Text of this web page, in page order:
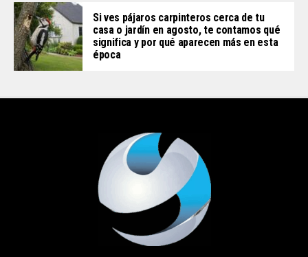
Si ves pájaros carpinteros cerca de tu
casa o jardín en agosto, te contamos qué
significa y por qué aparecen más en esta
época